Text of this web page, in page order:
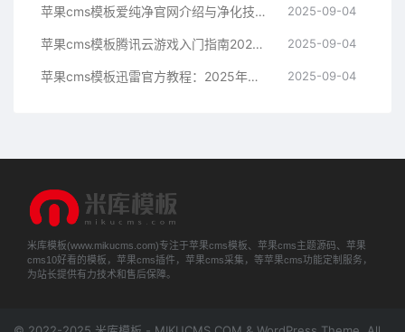
苹果cms模板爱纯净官网介绍与净化技术科普指南苹果cms 2025-09-04
苹果cms模板腾讯云游戏入门指南2025年最新技术解析苹果cms 2025-09-04
苹果cms模板迅雷官方教程：2025年最新下载与使用指南苹果cms 2025-09-04
米库模板(www.mikucms.com)专注于苹果cms模板、苹果cms主题源码、苹果
cms10好看的模板，苹果cms插件，苹果cms采集，等苹果cms功能定制服务，
为站长提供有力技术和售后保障。